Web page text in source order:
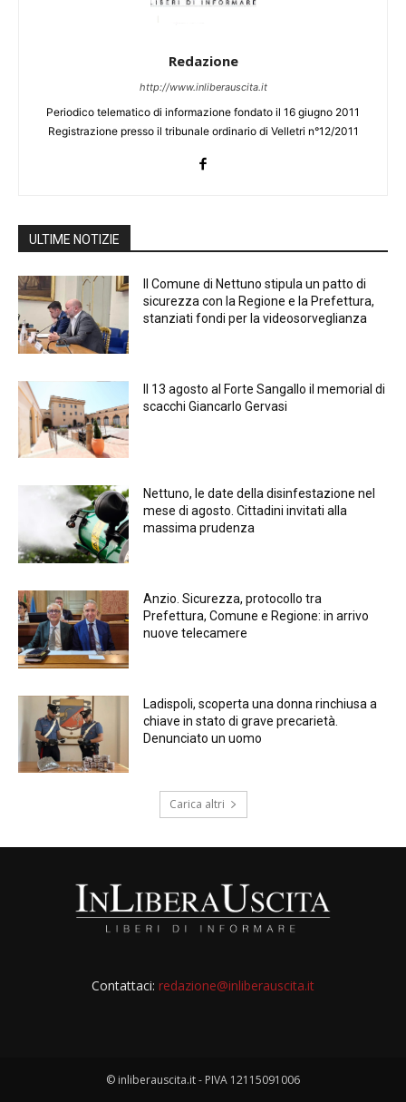
Redazione
http://www.inliberauscita.it
Periodico telematico di informazione fondato il 16 giugno 2011
Registrazione presso il tribunale ordinario di Velletri n°12/2011
ULTIME NOTIZIE
Il Comune di Nettuno stipula un patto di
sicurezza con la Regione e la Prefettura,
stanziati fondi per la videosorveglianza
Il 13 agosto al Forte Sangallo il memorial di
scacchi Giancarlo Gervasi
Nettuno, le date della disinfestazione nel
mese di agosto. Cittadini invitati alla
massima prudenza
Anzio. Sicurezza, protocollo tra
Prefettura, Comune e Regione: in arrivo
nuove telecamere
Ladispoli, scoperta una donna rinchiusa a
chiave in stato di grave precarietà.
Denunciato un uomo
Carica altri
Contattaci: redazione@inliberauscita.it
© inliberauscita.it - PIVA 12115091006